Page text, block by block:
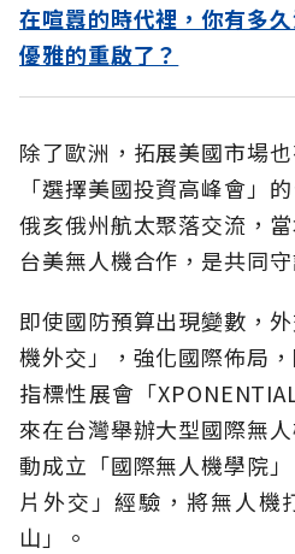
在喧囂的時代裡，你有多
優雅的重啟了？
除了歐洲，拓展美國市場
「選擇美國投資高峰會」
俄亥俄州航太聚落交流，
台美無人機合作，是共同
即使國防預算出現變數，
機外交」，強化國際佈局
指標性展會「
來在台灣舉辦大型國際無
動成立「國際無人機學院
片外交」經驗，將無人機
山」。